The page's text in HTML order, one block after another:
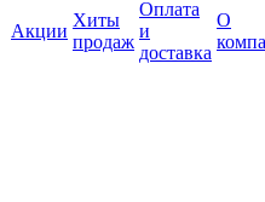
Акции
Хиты
продаж
Оплата
и
доставка
О